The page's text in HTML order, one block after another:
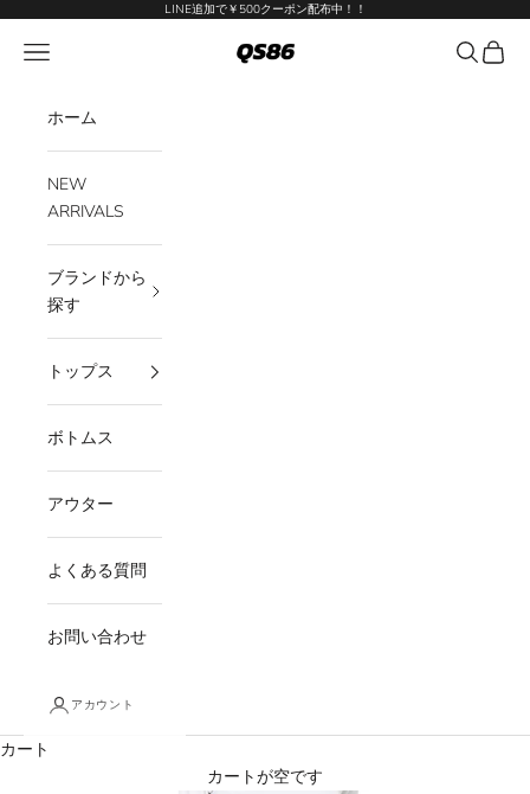
LINE追加で￥500クーポン配布中！！
QS86
メニューを開く 検索を開
カー
ホーム
NEW
ARRIVALS
ブランドから
探す
トップス
ボトムス
アウター
よくある質問
お問い合わせ
アカウント
カート
カートが空です